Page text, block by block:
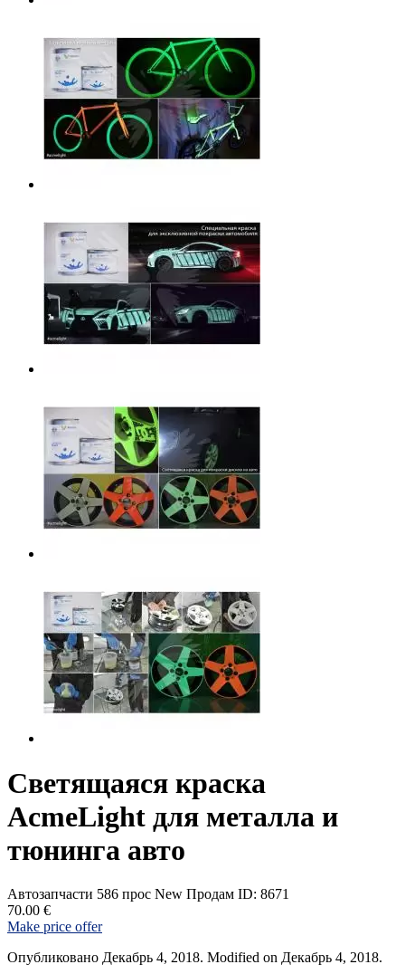
Светящаяся краска
AcmeLight для металла и
тюнинга авто
Автозапчасти 586 прос New Продам ID: 8671
70.00 €
Make price offer
Опубликовано Декабрь 4, 2018. Modified on Декабрь 4, 2018.